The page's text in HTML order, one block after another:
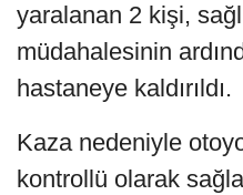
yaralanan 2 kişi,
müdahalesinin
hastaneye kaldırıldı.
Kaza nedeniyle
kontrollü olarak